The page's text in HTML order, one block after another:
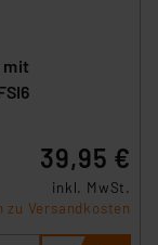
mit
39,95 €
inkl. MwSt.
zu Versandkosten